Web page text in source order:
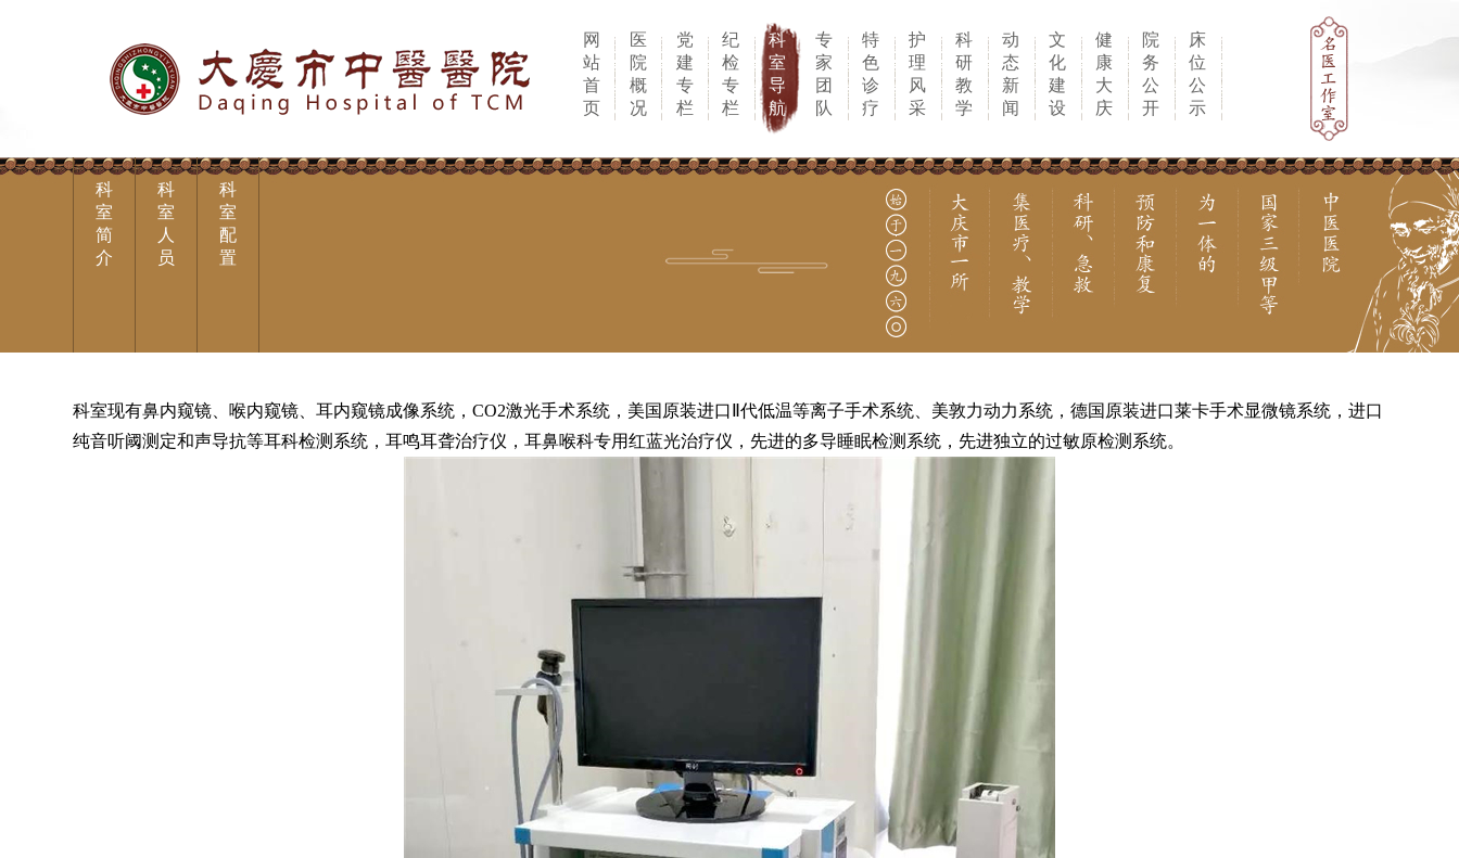
网
站
首
页
医
院
概
况
党
建
专
栏
纪
检
专
栏
科
室
导
航
专
家
团
队
特
色
诊
疗
护
理
风
采
科
研
教
学
动
态
新
闻
文
化
建
设
健
康
大
庆
院
务
公
开
床
位
公
示
科
室
简
介
科
室
人
员
科
室
配
置
科室现有鼻内窥镜、喉内窥镜、耳内窥镜成像系统，CO2激光手术系统，美国原装进口Ⅱ代低温等离子手术系统、美敦力动力系统，德国原装进口莱卡手术显微镜系统，进口
纯音听阈测定和声导抗等耳科检测系统，耳鸣耳聋治疗仪，耳鼻喉科专用红蓝光治疗仪，先进的多导睡眠检测系统，先进独立的过敏原检测系统。